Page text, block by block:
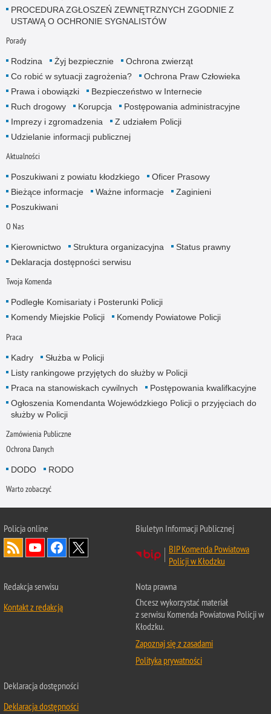
PROCEDURA ZGŁOSZEŃ ZEWNĘTRZNYCH ZGODNIE Z
USTAWĄ O OCHRONIE SYGNALISTÓW
Porady
Rodzina Żyj bezpiecznie
Ochrona zwierząt
Co robić w sytuacji zagrożenia?
Ochrona Praw Człowieka
Prawa i obowiązki
Bezpieczeństwo w Internecie
Ruch drogowy
Korupcja
Postępowania administracyjne
Imprezy i zgromadzenia
Z udziałem Policji
Udzielanie informacji publicznej
Aktualności
Poszukiwani z powiatu kłodzkiego
Oficer Prasowy
Bieżące informacje
Ważne informacje
Zaginieni
Poszukiwani
O Nas
Kierownictwo Struktura organizacyjna
Status prawny
Deklaracja dostępności serwisu
Twoja Komenda
Podległe Komisariaty i Posterunki Policji
Komendy Miejskie Policji
Komendy Powiatowe Policji
Praca
Kadry
Służba w Policji
Listy rankingowe przyjętych do służby w Policji
Praca na stanowiskach cywilnych
Postępowania kwalifkacyjne
Ogłoszenia Komendanta Wojewódzkiego Policji o przyjęciach do
służby w Policji
Zamówienia Publiczne
Ochrona Danych
DODO RODO
Warto zobaczyć
Policjaonline
Biuletyn Informacji Publicznej
BIP Komenda Powiatowa
Policji w Kłodzku
Redakcja serwisu
Kontakt z redakcją
Nota prawna
Chcesz wykorzystać materiał
z serwisu Komenda Powiatowa Policji w
Kłodzku.
Zapoznaj się z zasadami
Polityka prywatności
Deklaracja dostępności
Deklaracja dostępności